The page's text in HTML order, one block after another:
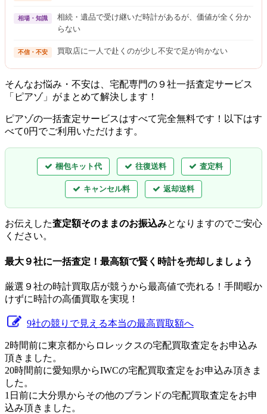
相場・知識
相続・遺品で受け継いだ時計があるが、価値が全く分か
らない
不信・不安 買取店に一人で赴くのが少し不安で足が向かない
そんなお悩み・不安は、宅配専門の９社一括査定サービス
「ピアゾ」がまとめて解決します！
ピアゾの一括査定サービスはすべて完全無料です！以下はす
べて0円でご利用いただけます。
梱包キット代 往復送料 査定料
キャンセル料 返却送料
お伝えした査定額そのままのお振込みとなりますのでご安心
ください。
最大９社に一括査定！ 最高額で賢く時計を売却しましょう
厳選９社の時計買取店が競うから最高値で売れる！手間暇か
けずに時計の高価買取を実現！
9社の競りで見える本当の最高買取額へ
2時間前に東京都からロレックスの宅配買取査定をお申込み
頂きました。
20時間前に愛知県からIWCの宅配買取査定をお申込み頂きま
した。
1日前に大分県からその他のブランドの宅配買取査定をお申
込み頂きました。